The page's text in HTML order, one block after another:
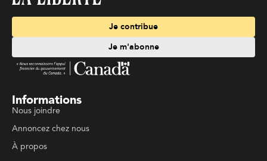
Je contribue
Je m'abonne
Informations
Nous joindre
Annoncez chez nous
À propos